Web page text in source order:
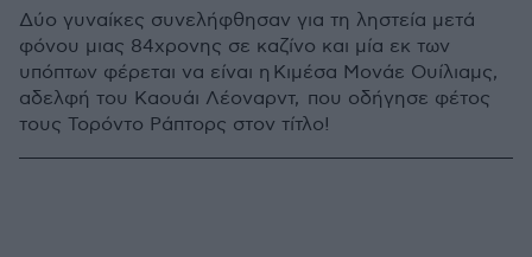
Δύο γυναίκες συνελήφθησαν για τη ληστεία μετά
φόνου μιας 84χρονης σε καζίνο και μία εκ των
υπόπτων φέρεται να είναι η Κιμέσα Μονάε Ουίλιαμς,
αδελφή του Καουάι Λέοναρντ, που οδήγησε φέτος
τους Τορόντο Ράπτορς στον τίτλο!